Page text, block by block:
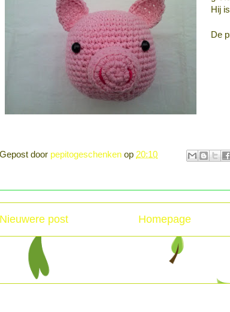
Hij is
De
Gepost door pepitogeschenken op 20:10
Nieuwere post Homepage